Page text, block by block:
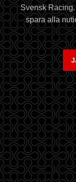
Svensk
spara alla